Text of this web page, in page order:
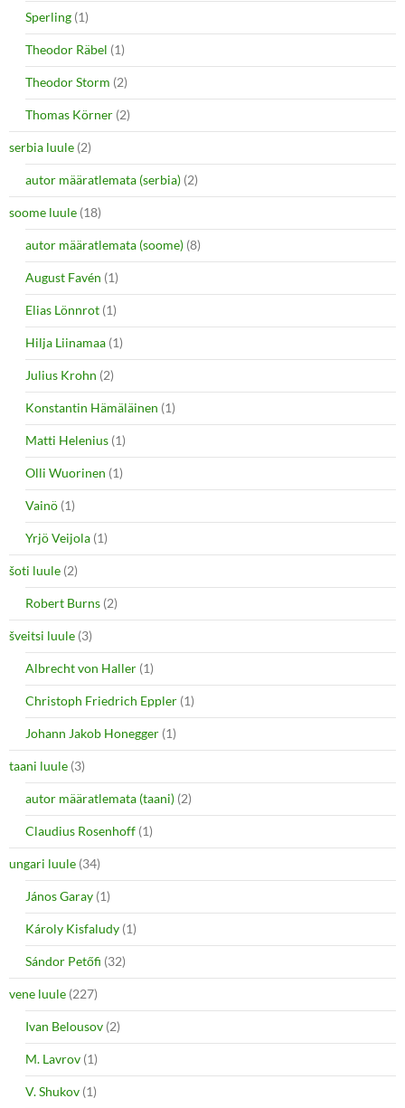
Sperling (1)
Theodor Räbel (1)
Theodor Storm (2)
Thomas Körner (2)
serbia luule (2)
autor määratlemata (serbia) (2)
soome luule (18)
autor määratlemata (soome) (8)
August Favén (1)
Elias Lönnrot (1)
Hilja Liinamaa (1)
Julius Krohn (2)
Konstantin Hämäläinen (1)
Matti Helenius (1)
Olli Wuorinen (1)
Vainö (1)
Yrjö Veijola (1)
šoti luule (2)
Robert Burns (2)
šveitsi luule (3)
Albrecht von Haller (1)
Christoph Friedrich Eppler (1)
Johann Jakob Honegger (1)
taani luule (3)
autor määratlemata (taani) (2)
Claudius Rosenhoff (1)
ungari luule (34)
János Garay (1)
Károly Kisfaludy (1)
Sándor Petőfi (32)
vene luule (227)
Ivan Belousov (2)
M. Lavrov (1)
V. Shukov (1)